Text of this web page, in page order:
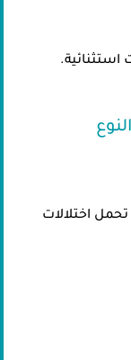
استثنائية.
تحمل اختلالات